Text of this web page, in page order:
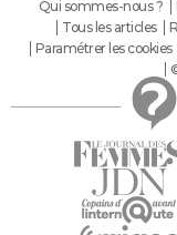
Qui sommes-nous ?
Tous les articles
Paramétrer les cookies